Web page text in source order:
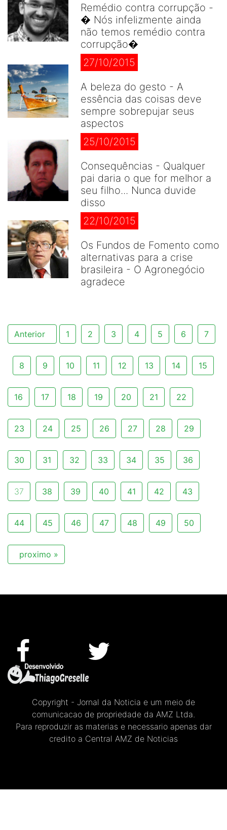
Remédio contra corrupção -
� Nós infelizmente ainda
não temos remédio contra
corrupção�
27/10/2015
A beleza do gesto - A
essência das coisas deve
sempre sobrepujar seus
aspectos
25/10/2015
Consequências - Qualquer
pai daria o que for melhor a
seu filho... Nunca duvide
disso
22/10/2015
Os Fundos de Fomento como
alternativas para a crise
brasileira - O Agronegócio
agradece
Anterior 1 2 3 4 5 6 7
8 9 10 11 12 13 14 15
16 17 18 19 20 21 22
23 24 25 26 27 28 29
30 31 32 33 34 35 36
37 38 39 40 41 42 43
44 45 46 47 48 49 50
proximo »
Copyright - Jornal da Noticia e um meio de
comunicacao de propriedade da AMZ Ltda.
Para reproduzir as materias e necessario apenas dar
credito a Central AMZ de Noticias